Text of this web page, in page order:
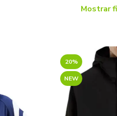
Mostrar
20%
NEW